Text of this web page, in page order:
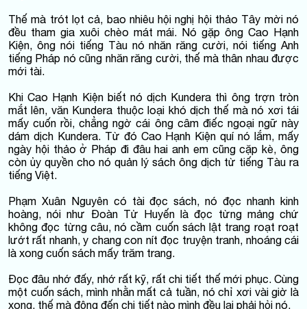
Thế mà trót lọt cả, bao nhiêu hội nghị hội thảo Tây mời nó
đều tham gia xuôi chèo mát mái. Nó gặp ông Cao Hạnh
Kiện, ông nói tiếng Tàu nó nhăn răng cười, nói tiếng Anh
tiếng Pháp nó cũng nhăn răng cười, thế mà thân nhau được
mới tài.
Khi Cao Hạnh Kiện biết nó dịch Kundera thì ông trợn tròn
mắt lên, văn Kundera thuộc loại khó dịch thế mà nó xơi tái
mấy cuốn rồi, chẳng ngờ cái ông câm điếc ngoại ngữ này
dám dịch Kundera. Từ đó Cao Hạnh Kiện quí nó lắm, mấy
ngày hội thảo ở Pháp đi đâu hai anh em cũng cặp kè, ông
còn ủy quyền cho nó quản lý sách ông dịch từ tiếng Tàu ra
tiếng Việt.
Phạm Xuân Nguyên có tài đọc sách, nó đọc nhanh kinh
hoàng, nói như Đoàn Tử Huyến là đọc từng mảng chứ
không đọc từng câu, nó cầm cuốn sách lật trang roạt roạt
lướt rất nhanh, y chang con nít đọc truyện tranh, nhoáng cái
là xong cuốn sách mấy trăm trang.
Đọc đâu nhớ đấy, nhớ rất kỹ, rất chi tiết thế mới phục. Cùng
một cuốn sách, mình nhằn mất cả tuần, nó chỉ xơi vài giờ là
xong, thế mà động đến chi tiết nào mình đều lại phải hỏi nó.